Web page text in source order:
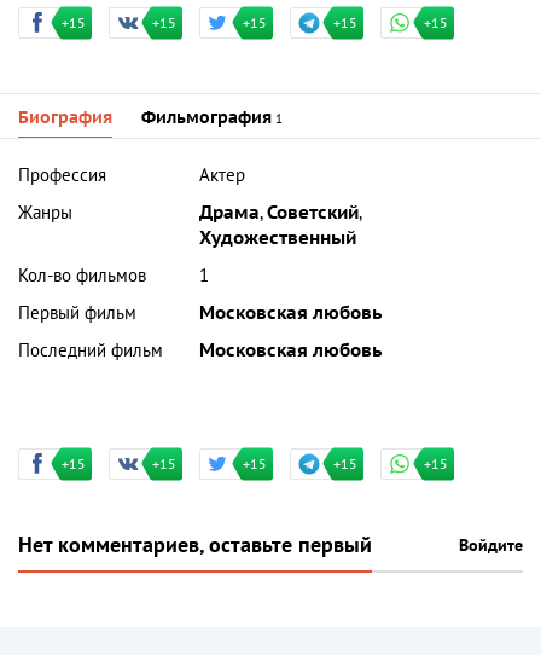
+15 +15 +15 +15 +15
Биография Фильмография 1
Профессия
Актер
Жанры
Драма,Советский,
Художественный
Кол-во фильмов
1
Первый фильм
Московская любовь
Последний фильм
Московская любовь
+15 +15 +15 +15 +15
Нет комментариев, оставьте первый Войдите